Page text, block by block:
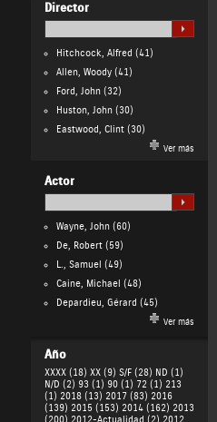
Director
Hitchcock, Alfred (41)
Allen, Woody(41)
Ford, John(32)
Huston, John(30)
Eastwood, Clint(30)
Ver más
Actor
Wayne, John(60)
De, Robert(59)
L., Samuel (49)
Caine, Michael (48)
Depardieu, Gérard (45)
Ver más
Año
XXXX (18) XX (9) S/F (28) ND (1)
N/D (2) 93 (1) 90 (1) 72 (1) 213
(1) 2018 (13) 2017 (83) 2016
(139) 2015 (153) 2014 (162) 2013
(200) 2012-Actualidad (2) 2012